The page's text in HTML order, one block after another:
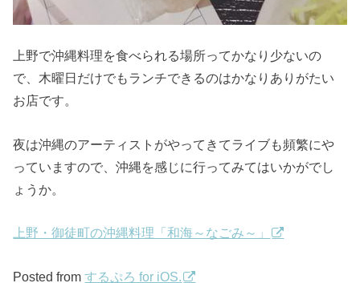
上野で沖縄料理を食べられる場所ってかなり少ないの
で、木曜日だけでもランチできるのはかなりありがたい
お店です。
夜は沖縄のアーティストがやってきてライブも頻繁にや
っていますので、沖縄を感じに行ってみてはいかがでし
ょうか。
上野・御徒町の沖縄料理「和海～なごみ～」
Posted fromするぷろ for iOS.